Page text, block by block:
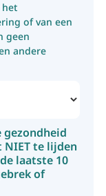
of van een
geen
andere
NIET te lijden
laatste 10
of